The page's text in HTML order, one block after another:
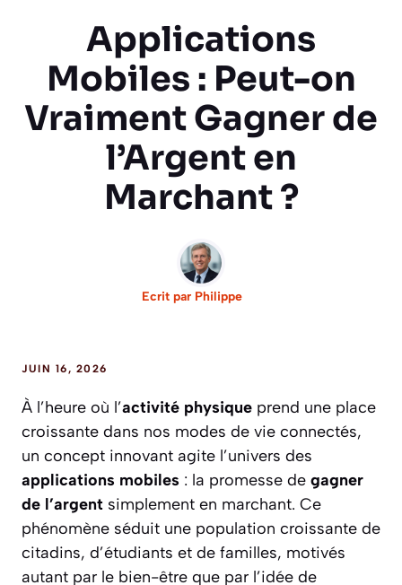
Applications
Mobiles : Peut-on
Vraiment Gagner de
l’Argent en
Marchant ?
Ecrit par Philippe
JUIN 16, 2026
À l’heure où l’activité physique prend une place
croissante dans nos modes de vie connectés,
un concept innovant agite l’univers des
applications mobiles : la promesse de gagner
de l’argent simplement en marchant. Ce
phénomène séduit une population croissante de
citadins, d’étudiants et de familles, motivés
autant par le bien-être que par l’idée de